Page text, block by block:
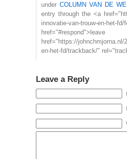
under COLUMN VAN DE
entry through the <a
innovatie-van-trouw-en-
href="https://johnchmjorna.nl/
en-het-fd/trackback/"
Leave a Reply